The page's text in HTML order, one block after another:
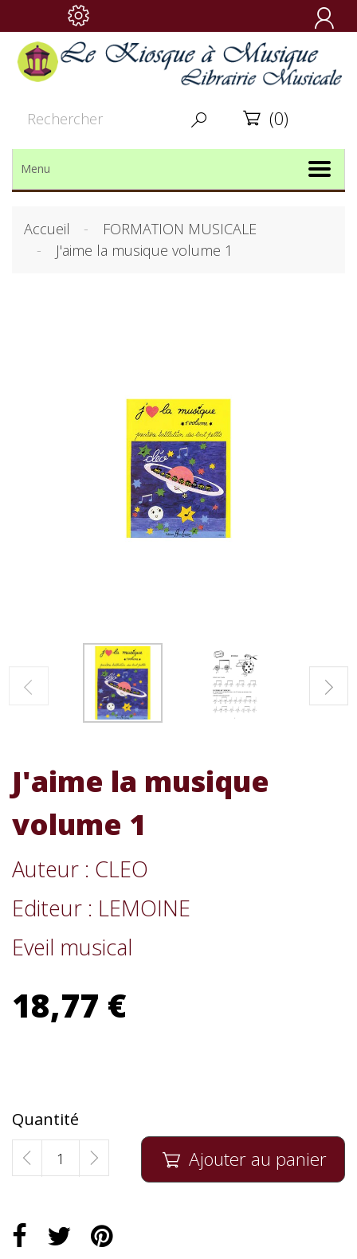

  (0)
Menu
Accueil
FORMATION MUSICALE
J'aime la musique volume 1
J'aime la musique
volume 1
Auteur : CLEO
Editeur : LEMOINE
Eveil musical
18,77 €
Quantité
 Ajouter au panier